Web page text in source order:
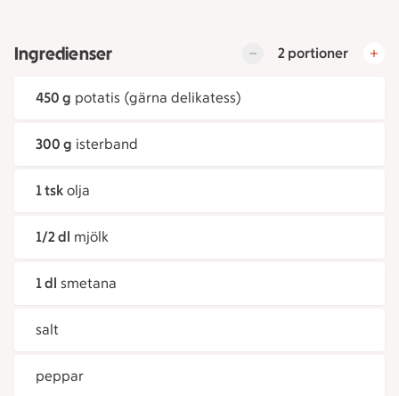
Ingredienser 2 portioner
450 g potatis (gärna delikatess)
300 g isterband
1 tsk olja
1/2 dl mjölk
1 dl smetana
salt
peppar